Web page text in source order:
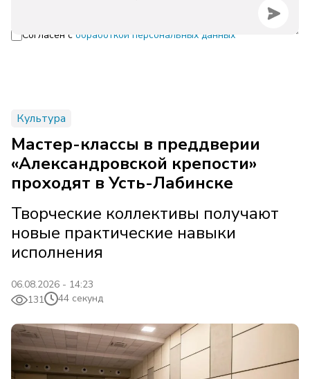
Согласен с обработкой персональных данных
Культура
Мастер-классы в преддверии
«Александровской крепости»
проходят в Усть-Лабинске
Творческие коллективы получают
новые практические навыки
исполнения
06.08.2026 - 14:23
131
44 секунд